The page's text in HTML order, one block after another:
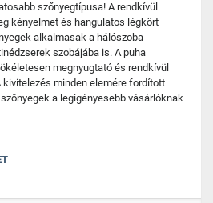
szőnyegtípusa! A rendkívül
kényelmet és hangulatos légkört
alkalmasak a hálószoba
szobájába is. A puha
megnyugtató és rendkívül
kivitelezés minden elemére fordított
a legigényesebb vásárlóknak